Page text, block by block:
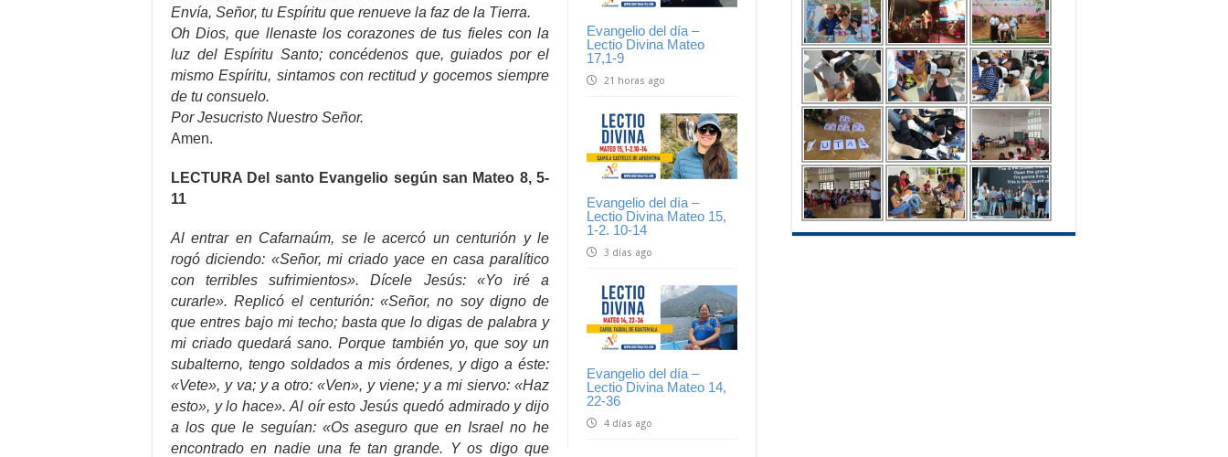
Evangelio del día –
Lectio Divina Mateo
17,1-9
21 horas ago
Evangelio del día –
Lectio Divina Mateo 15,
1-2. 10-14
3 días ago
Evangelio del día –
Lectio Divina Mateo 14,
22-36
4 días ago
Envía, Señor, tu Espíritu que renueve la faz de la Tierra.
Oh Dios, que llenaste los corazones de tus fieles con la
luz del Espíritu Santo; concédenos que, guiados por el
mismo Espíritu, sintamos con rectitud y gocemos siempre
de tu consuelo.
Por Jesucristo Nuestro Señor.
Amen.
LECTURA Del santo Evangelio según san Mateo 8, 5-
11
Al entrar en Cafarnaúm, se le acercó un centurión y le
rogó diciendo: «Señor, mi criado yace en casa paralítico
con terribles sufrimientos». Dícele Jesús: «Yo iré a
curarle». Replicó el centurión: «Señor, no soy digno de
que entres bajo mi techo; basta que lo digas de palabra y
mi criado quedará sano. Porque también yo, que soy un
subalterno, tengo soldados a mis órdenes, y digo a éste:
«Vete», y va; y a otro: «Ven», y viene; y a mi siervo: «Haz
esto», y lo hace». Al oír esto Jesús quedó admirado y dijo
a los que le seguían: «Os aseguro que en Israel no he
encontrado en nadie una fe tan grande. Y os digo que